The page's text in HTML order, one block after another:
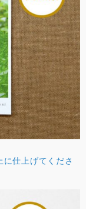
仕上げてくださ